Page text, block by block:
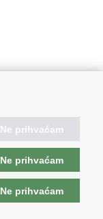
Ne prihvaćam
Ne prihvaćam
Ne prihvaćam